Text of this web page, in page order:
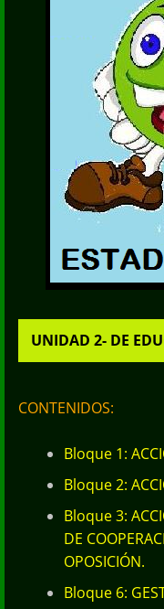
UNIDAD 2- DE
CONTENIDOS:
Bloque 1:
Bloque 2:
Bloque 3:
DE
OPOSICIÓN.
Bloque 6: